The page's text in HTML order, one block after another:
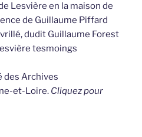
Lesvière en la maison de
de Guillaume Piffard
dudit Guillaume Forest
tesmoings
des Archives
et-Loire. Cliquez pour